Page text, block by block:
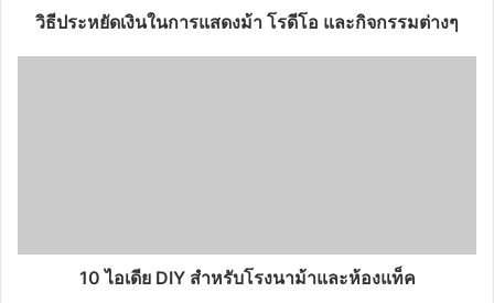
วิธีประหยัดเงินในการแสดงม้า โรดีโอ และกิจกรรมต่างๆ
10 ไอเดีย DIY สำหรับโรงนาม้าและห้องแท็ค